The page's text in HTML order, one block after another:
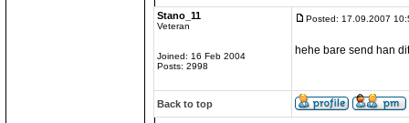
Stano_11
Veteran
Joined: 16 Feb 2004
Posts: 2998
Posted: 17.09.2007
hehe bare send han
Back to top